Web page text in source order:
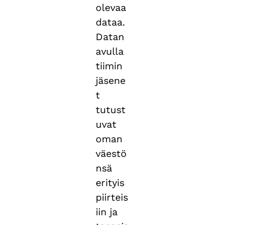
olevaa
dataa.
Datan
avulla
tiimin
jäsene
t
tutust
uvat
oman
väestö
nsä
erityis
piirteis
iin ja